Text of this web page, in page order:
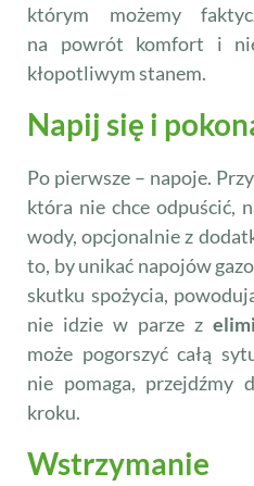
którym możemy
na powrót komfort i
kłopotliwym stanem.
Napij się i
Po pierwsze – napoje.
która nie chce odpuścić,
wody, opcjonalnie z
to, by unikać napojów
skutku spożycia,
nie idzie w parze z
może pogorszyć całą
nie pomaga, przejdźmy
kroku.